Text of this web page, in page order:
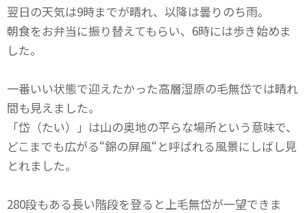
翌日の天気は9時までが晴れ、以降は曇りのち雨。
朝食をお弁当に振り替えてもらい、6時には歩き始めま
した。
一番いい状態で迎えたかった高層湿原の毛無岱では晴れ
間も見えました。
「岱（たい）」は山の奥地の平らな場所という意味で、
どこまでも広がる“錦の屏風“と呼ばれる風景にしばし見
とれました。
280段もある長い階段を登ると上毛無岱が一望できま